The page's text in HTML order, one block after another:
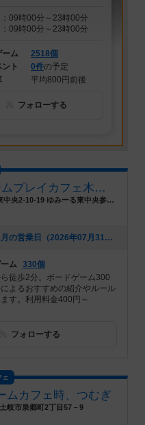
09時00分～23時00分
09時00分～23時00分
ーム
2518個
ト
0件の予定
平均800円前後
フォローする
ボードゲームプレイカフェ木更津
千葉県木更津市東中央2-10-19 ゆみーる東中央参番館 3階
[NEW] 2026年8月の営業日（2026年07月31日 19時06分）
ム 330個
徒歩2分。ボードゲーム300
よるおすすめの紹介やルール
す。利用料金400円～
フォローする
ムカフェ時、つむぎ
岐市泉郷町2丁目57－9